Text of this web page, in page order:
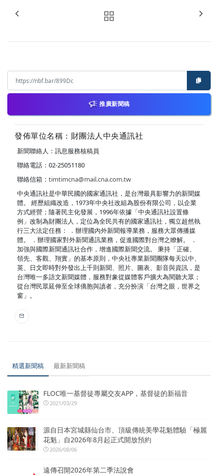
推廣新聞稿
發佈單位名稱：財團法人中央通訊社
新聞聯絡人：訊息服務核稿員
聯絡電話：02-25051180
聯絡信箱： timtimcna@mail.cna.com.tw
中央通訊社是中華民國的國家通訊社，是台灣最具影響力的新聞媒
體。 經歷組織改造，1973年中央社改組為股份有限公司，以企業
方式經營；隨著民主化發展，1996年依據「中央通訊社設置條
例」改制為財團法人，定位為全民共有的國家通訊社，獨立超然執
行三大法定任務： ．辦理國內外新聞報導業務，服務大眾傳播媒
體。 ．辦理國家對外新聞通訊業務，促進國際對台灣之瞭解。 ．
加強與國際新聞通訊社合作，增進國際新聞交流。 秉持「正確、
領先、客觀、翔實」的基本原則，中央社專業新聞團隊每天以中、
英、日文即時對外發出上千則新聞、照片、圖表、影音與資訊，是
台灣唯一多語文新聞媒體，服務對象從媒體客戶擴大為閱聽大眾；
從台灣民眾延伸至全球僑胞與讀者，充分扮演「台灣之眼，世界之
窗」。
精選新聞稿 最新新聞稿
FLOC唯一基督徒專屬交友APP，基督徒的新福音
2021/03/29
源自日本宮城縣仙台市、頂級傳統美學花魁體驗「極麗
花魁」自2026年8月起正式開放預約
2026/08/06
遠傳召開2026年第二季法說會